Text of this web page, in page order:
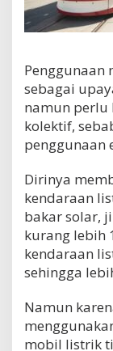
Penggunaan
sebagai
namun perlu
kolektif,
penggunaan
Dirinya
kendaraan
bakar solar,
kurang lebih
kendaraan
sehingga
Namun
mobil listrik